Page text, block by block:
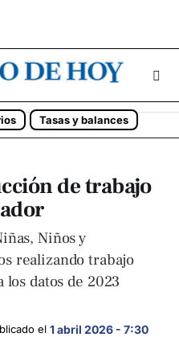
Tasas y balances
de trabajo
Niños y
realizando trabajo
datos de 2023
el 1 abril 2026 - 7:30